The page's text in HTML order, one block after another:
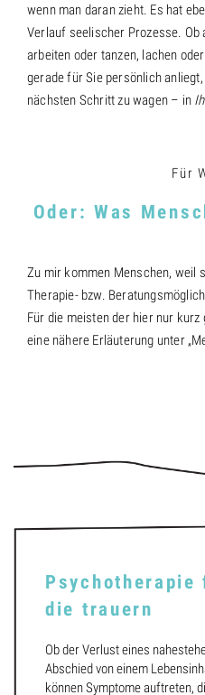
wenn man daran zieht. Es hat
Verlauf seelischer Prozesse. Ob
arbeiten oder tanzen, lachen
gerade für Sie persönlich
nächsten Schritt zu wagen – in
Für
Oder: Was
Zu mir kommen Menschen, weil
Therapie- bzw.
Für die meisten der hier nur
eine nähere Erläuterung unter
Psychotherapie
die trauern
Ob der Verlust eines
Abschied von einem
können Symptome auftreten,